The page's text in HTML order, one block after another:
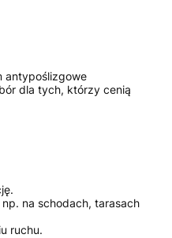
antypoślizgowe
dla tych, którzy cenią
na schodach, tarasach
ruchu.